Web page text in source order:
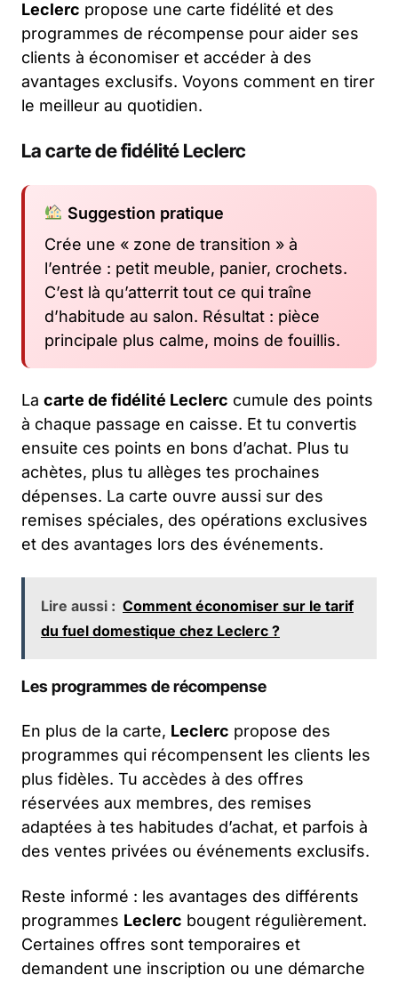
Leclerc propose une carte fidélité et des
programmes de récompense pour aider ses
clients à économiser et accéder à des
avantages exclusifs. Voyons comment en tirer
le meilleur au quotidien.
La carte de fidélité Leclerc
Suggestion pratique
Crée une « zone de transition » à
l’entrée : petit meuble, panier, crochets.
C’est là qu’atterrit tout ce qui traîne
d’habitude au salon. Résultat : pièce
principale plus calme, moins de fouillis.
La carte de fidélité Leclerc cumule des points
à chaque passage en caisse. Et tu convertis
ensuite ces points en bons d’achat. Plus tu
achètes, plus tu allèges tes prochaines
dépenses. La carte ouvre aussi sur des
remises spéciales, des opérations exclusives
et des avantages lors des événements.
Lire aussi : Comment économiser sur le tarif
du fuel domestique chez Leclerc ?
Les programmes de récompense
En plus de la carte, Leclerc propose des
programmes qui récompensent les clients les
plus fidèles. Tu accèdes à des offres
réservées aux membres, des remises
adaptées à tes habitudes d’achat, et parfois à
des ventes privées ou événements exclusifs.
Reste informé : les avantages des différents
programmes Leclerc bougent régulièrement.
Certaines offres sont temporaires et
demandent une inscription ou une démarche